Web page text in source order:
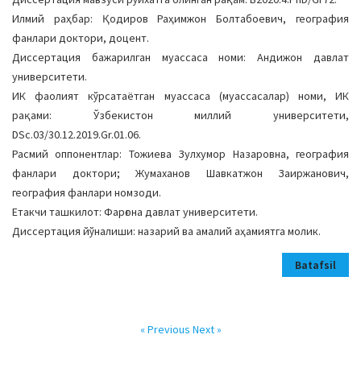
Илмий раҳбар: Қодиров Раҳимжон Болтабоевич, география
фанлари доктори, доцент.
Диссертация бажарилган муассаса номи: Андижон давлат
университети.
ИК фаолият кўрсатаётган муассаса (муассасалар) номи, ИК
рақами: Ўзбекистон миллий университети,
DSс.03/30.12.2019.Gr.01.06.
Расмий оппонентлар: Тожиева Зулхумор Назаровна, география
фанлари доктори; Жумаханов Шавкатжон Заиржанович,
география фанлари номзоди.
Етакчи ташкилот: Фарғона давлат университети.
Диссертация йўналиши: назарий ва амалий аҳамиятга молик.
Batafsil
« Previous Next »